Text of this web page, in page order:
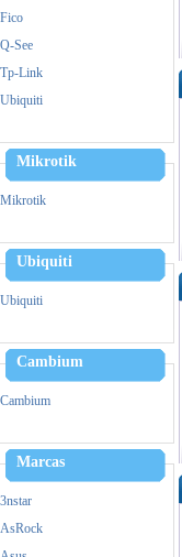
Ventiladores
Vga
Zebra
Triturador De Papel
Fico
Q-See
Tp-Link
Ubiquiti
Mikrotik
Mikrotik
Ubiquiti
Ubiquiti
Cambium
Cambium
Marcas
3nstar
AsRock